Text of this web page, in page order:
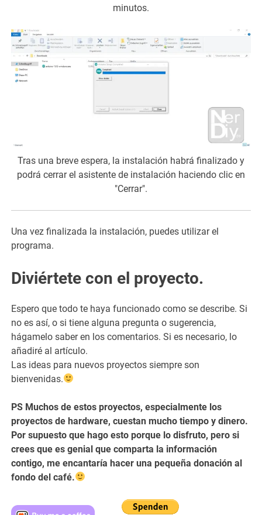
minutos.
Tras una breve espera, la instalación habrá finalizado y
podrá cerrar el asistente de instalación haciendo clic en
"Cerrar".
Una vez finalizada la instalación, puedes utilizar el
programa.
Diviértete con el proyecto.
Espero que todo te haya funcionado como se describe. Si
no es así, o si tiene alguna pregunta o sugerencia,
hágamelo saber en los comentarios. Si es necesario, lo
añadiré al artículo.
Las ideas para nuevos proyectos siempre son
bienvenidas.
PS Muchos de estos proyectos, especialmente los
proyectos de hardware, cuestan mucho tiempo y dinero.
Por supuesto que hago esto porque lo disfruto, pero si
crees que es genial que comparta la información
contigo, me encantaría hacer una pequeña donación al
fondo del café.